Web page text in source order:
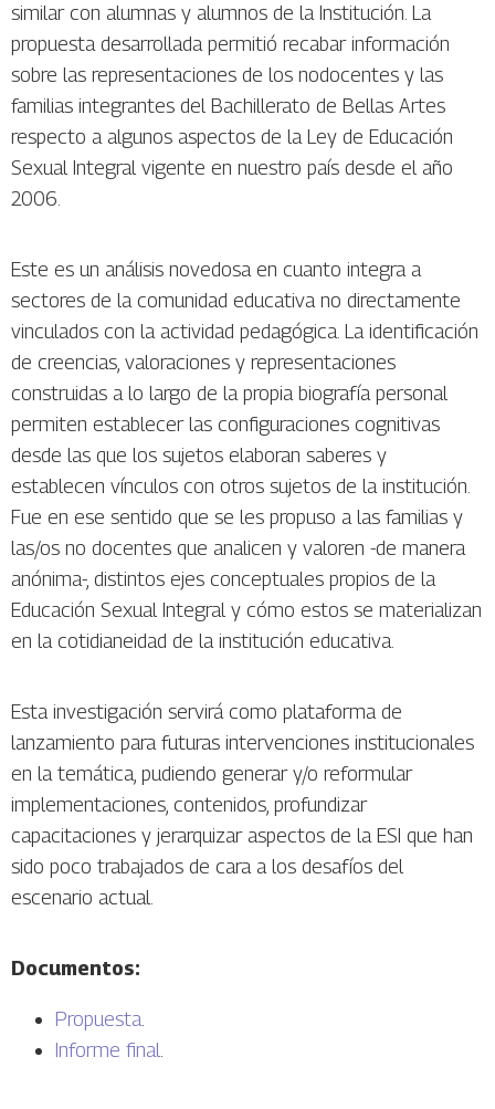
similar con alumnas y alumnos de la Institución. La
propuesta desarrollada permitió recabar información
sobre las representaciones de los nodocentes y las
familias integrantes del Bachillerato de Bellas Artes
respecto a algunos aspectos de la Ley de Educación
Sexual Integral vigente en nuestro país desde el año
2006.
Este es un análisis novedosa en cuanto integra a
sectores de la comunidad educativa no directamente
vinculados con la actividad pedagógica. La identificación
de creencias, valoraciones y representaciones
construidas a lo largo de la propia biografía personal
permiten establecer las configuraciones cognitivas
desde las que los sujetos elaboran saberes y
establecen vínculos con otros sujetos de la institución.
Fue en ese sentido que se les propuso a las familias y
las/os no docentes que analicen y valoren -de manera
anónima-, distintos ejes conceptuales propios de la
Educación Sexual Integral y cómo estos se materializan
en la cotidianeidad de la institución educativa.
Esta investigación servirá como plataforma de
lanzamiento para futuras intervenciones institucionales
en la temática, pudiendo generar y/o reformular
implementaciones, contenidos, profundizar
capacitaciones y jerarquizar aspectos de la ESI que han
sido poco trabajados de cara a los desafíos del
escenario actual.
Documentos:
Propuesta
Informe final